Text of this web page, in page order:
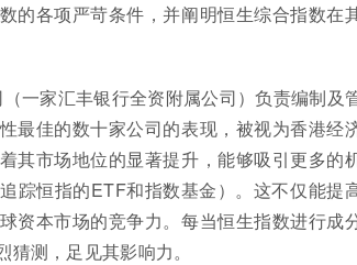
的各项严苛条件，并阐明恒生综合指数在
一家汇丰银行全资附属公司）负责编制及管
最佳的数十家公司的表现，被视为香港经
其市场地位的显著提升，能够吸引更多的
踪恒指的ETF和指数基金）。这不仅能提
资本市场的竞争力。每当恒生指数进行成
测，足见其影响力。